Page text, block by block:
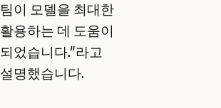
팀이 모델을 최대한
활용하는 데 도움이
되었습니다."라고
설명했습니다.